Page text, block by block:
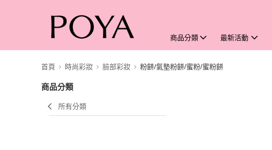
商品分類 最新活動
首頁 時尚彩妝 臉部彩妝 粉餅/氣墊粉餅/蜜粉/蜜粉餅
商品分類
所有分類